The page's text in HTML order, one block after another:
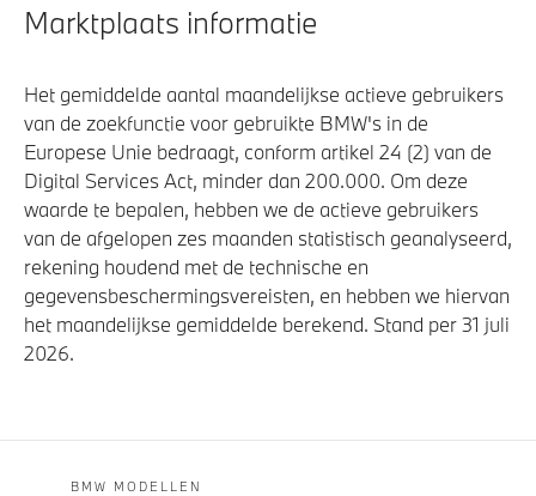
Marktplaats informatie
Het gemiddelde aantal maandelijkse actieve gebruikers
van de zoekfunctie voor gebruikte BMW's in de
Europese Unie bedraagt, conform artikel 24 (2) van de
Digital Services Act, minder dan 200.000. Om deze
waarde te bepalen, hebben we de actieve gebruikers
van de afgelopen zes maanden statistisch geanalyseerd,
rekening houdend met de technische en
gegevensbeschermingsvereisten, en hebben we hiervan
het maandelijkse gemiddelde berekend. Stand per 31 juli
2026.
BMW MODELLEN